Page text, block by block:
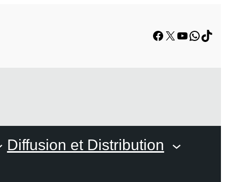
Facebook
X YouTube
Diffusion et Distribution